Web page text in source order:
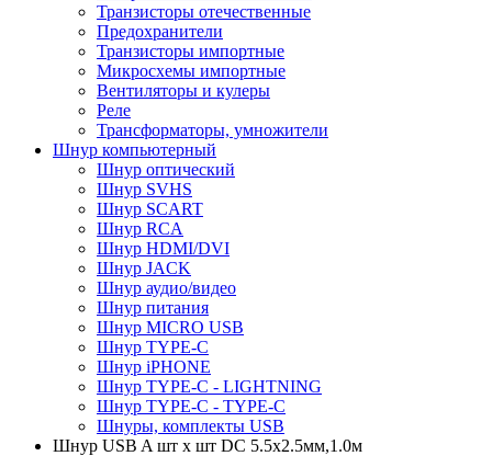
Транзисторы отечественные
Предохранители
Транзисторы импортные
Микросхемы импортные
Вентиляторы и кулеры
Реле
Трансформаторы, умножители
Шнур компьютерный
Шнур оптический
Шнур SVHS
Шнур SCART
Шнур RCA
Шнур HDMI/DVI
Шнур JACK
Шнур аудио/видео
Шнур питания
Шнур MICRO USB
Шнур TYPE-C
Шнур iPHONE
Шнур TYPE-C - LIGHTNING
Шнур TYPE-C - TYPE-C
Шнуры, комплекты USB
Шнур USB A шт x шт DC 5.5х2.5мм,1.0м